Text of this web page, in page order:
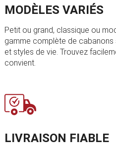
MODÈLES VARIÉS
Petit ou grand, classique ou
gamme complète de
et styles de vie. Trouvez
convient.
LIVRAISON FIABLE